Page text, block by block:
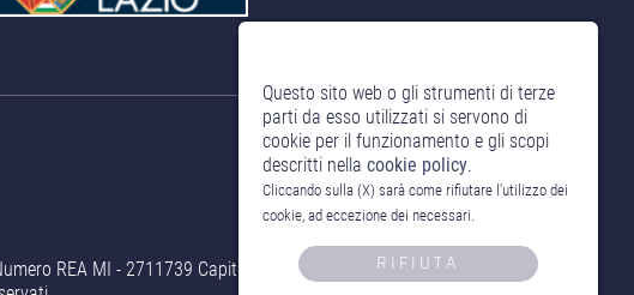
Questo sito web o gli strumenti di terze
parti da esso utilizzati si servono di
cookie per il funzionamento e gli scopi
descritti nella cookie policy.
Cliccando sulla (X) sarà come rifiutare l'utilizzo dei
cookie, ad eccezione dei necessari.
RIFIUTA
REA MI - 2711739 Capitale Sociale 10.000,00 € i.v.